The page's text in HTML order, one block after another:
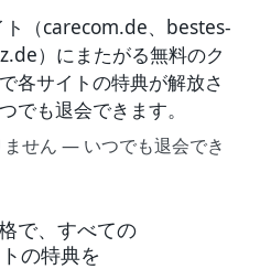
ト（carecom.de、bestes-
）にまたがる無料のク
各サイトの特典が解放さ
でも退会できます。
せん — いつでも退会でき
で、すべての
の特典を